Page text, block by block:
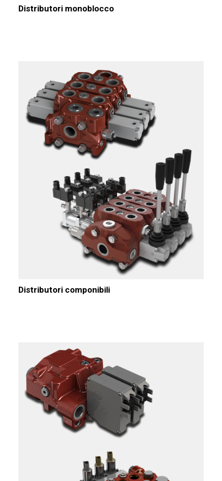
Distributori monoblocco
Distributori componibili